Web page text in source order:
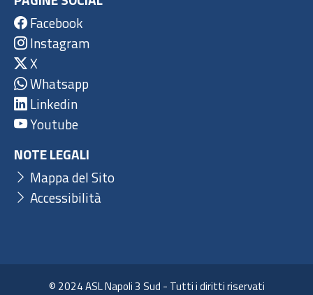
Facebook
Instagram
X
Whatsapp
Linkedin
Youtube
NOTE LEGALI
Mappa del Sito
Accessibilità
© 2024 ASL Napoli 3 Sud - Tutti i diritti riservati